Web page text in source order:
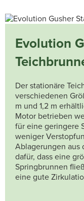
Evolution
Der stationäre
verschiedenen
m und 1,2 m
Motor betrieben
für eine geringere
weniger
Ablagerungen aus
dafür, dass eine
Springbrunnen
eine gute